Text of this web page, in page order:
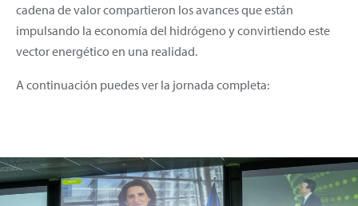
cadena de valor compartieron los avances que están
impulsando la economía del hidrógeno y convirtiendo este
vector energético en una realidad.
A continuación puedes ver la jornada completa: